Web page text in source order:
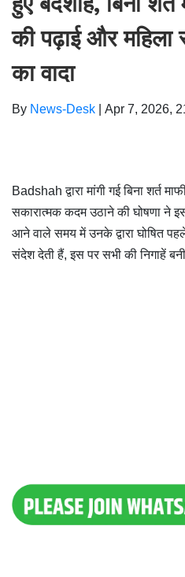
की पढ़ाई और
का वादा
By News-Desk Apr 7, 2026,
Badshah द्वारा मांगी गई बिना शर्त
सकारात्मक कदम उठाने की घोषणा ने
आने वाले समय में उनके द्वारा घोषित
संदेश देती हैं, इस पर सभी की निगाहें